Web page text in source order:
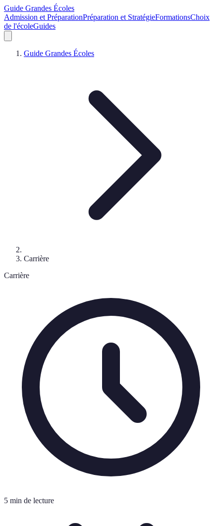
Guide Grandes Écoles
Admission et PréparationPréparation et StratégieFormationsChoix
de l'écoleGuides
Guide Grandes Écoles
Carrière
Carrière
5 min de lecture